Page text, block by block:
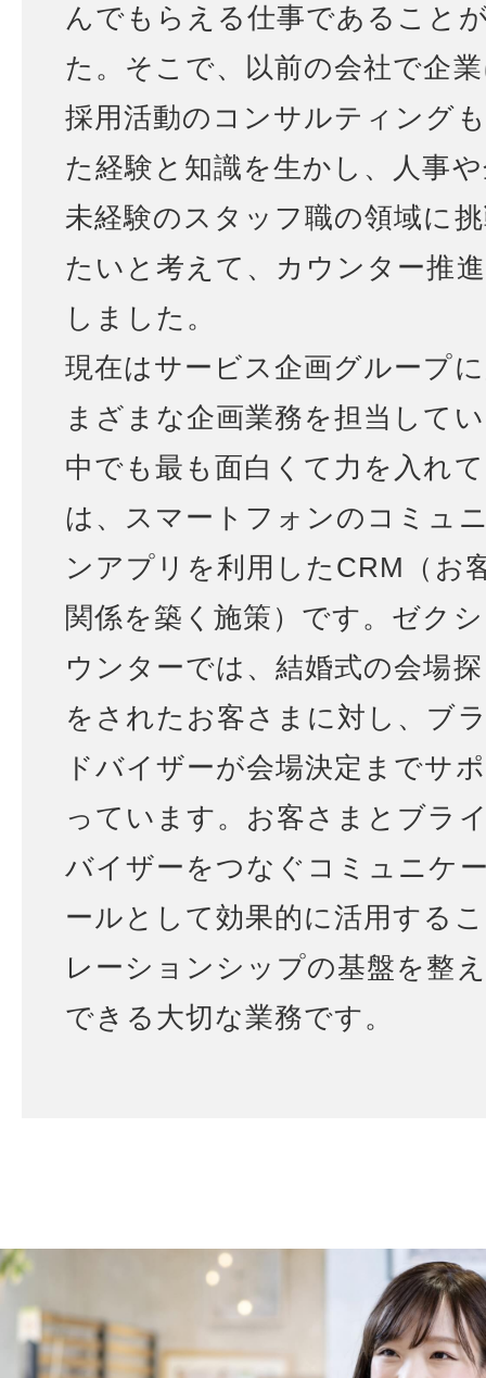
んでもらえる仕事であること
た。そこで、以前の会社で企
採用活動のコンサルティング
た経験と知識を生かし、人事
未経験のスタッフ職の領域に
たいと考えて、カウンター推
しました。
現在はサービス企画グループ
まざまな企画業務を担当して
中でも最も面白くて力を入れ
は、スマートフォンのコミュ
ンアプリを利用したCRM（お
関係を築く施策）です。ゼク
ウンターでは、結婚式の会場
をされたお客さまに対し、ブ
ドバイザーが会場決定までサ
っています。お客さまとブラ
バイザーをつなぐコミュニケ
ールとして効果的に活用する
レーションシップの基盤を整
できる大切な業務です。